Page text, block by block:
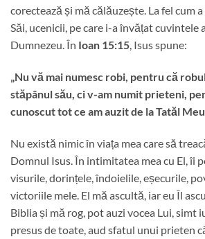
corectează și mă călăuzește. La fel cum
Săi, ucenicii, pe care i-a învățat cuvintele
Dumnezeu. În Ioan 15:15, Isus spune:
„Nu vă mai numesc robi, pentru că
stăpânul său, ci v-am numit prieteni,
cunoscut tot ce am auzit de la Tatăl
Nu există nimic în viața mea care să
Domnul Isus. În intimitatea mea cu El, îi
visurile, dorințele, îndoielile, eșecurile,
victoriile mele. El mă ascultă, iar eu Îl
Biblia și mă rog, pot auzi vocea Lui, simt
presus de toate, aud sfatul unui prieten